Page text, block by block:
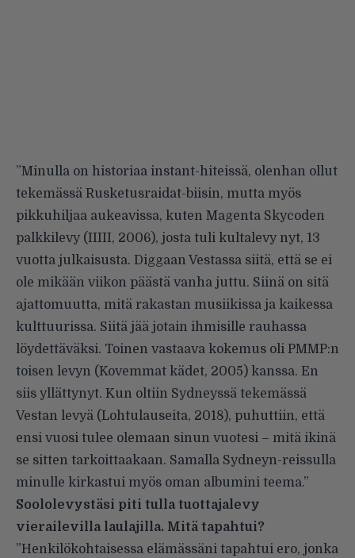
”Minulla on historiaa instant-hiteissä, olenhan ollut
tekemässä Rusketusraidat-biisin, mutta myös
pikkuhiljaa aukeavissa, kuten Magenta Skycoden
palkkilevy (IIIII, 2006), josta tuli kultalevy nyt, 13
vuotta julkaisusta. Diggaan Vestassa siitä, että se ei
ole mikään viikon päästä vanha juttu. Siinä on sitä
ajattomuutta, mitä rakastan musiikissa ja kaikessa
kulttuurissa. Siitä jää jotain ihmisille rauhassa
löydettäväksi. Toinen vastaava kokemus oli PMMP:n
toisen levyn (Kovemmat kädet, 2005) kanssa. En
siis yllättynyt. Kun oltiin Sydneyssä tekemässä
Vestan levyä (Lohtulauseita, 2018), puhuttiin, että
ensi vuosi tulee olemaan sinun vuotesi – mitä ikinä
se sitten tarkoittaakaan. Samalla Sydneyn-reissulla
minulle kirkastui myös oman albumini teema.”
Soololevystäsi piti tulla tuottajalevy
vierailevilla laulajilla. Mitä tapahtui?
”Henkilökohtaisessa elämässäni tapahtui ero, jonka